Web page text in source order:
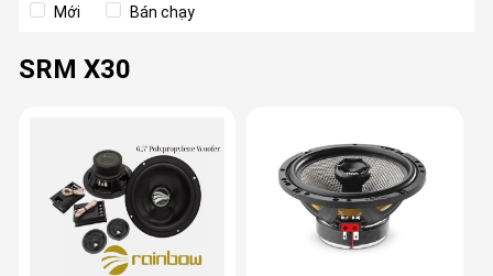
Mới
Bán chạy
SRM X30